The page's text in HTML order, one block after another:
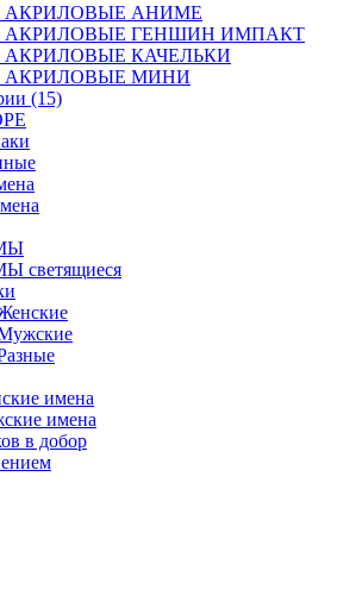
АКРИЛОВЫЕ АНИМЕ
АКРИЛОВЫЕ ГЕНШИН ИМПАКТ
КАЧЕЛЬКИ
АКРИЛОВЫЕ МИНИ
(15)
светящиеся
имена
имена
в добор